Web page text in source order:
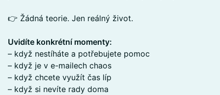
👉 Žádná teorie. Jen reálný život.
Uvidíte konkrétní momenty:
– když nestíháte a potřebujete pomoc
– když je v e-mailech chaos
– když chcete využít čas líp
– když si nevíte rady doma